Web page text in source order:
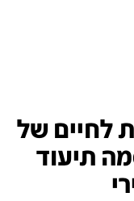
לחיים של
תיעוד